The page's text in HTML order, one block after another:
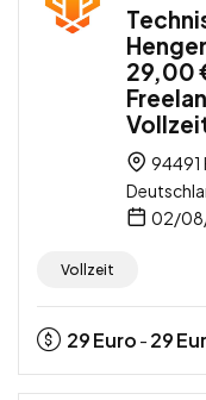
29,00
94491
02/
Vollzeit
29Euro - 29